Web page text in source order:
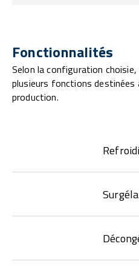
Fonctionnalités
Selon la configuration
plusieurs fonctions
production.